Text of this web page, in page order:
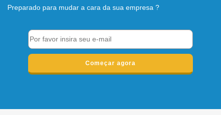
Preparado para mudar a cara da sua empresa ?
Começar agora